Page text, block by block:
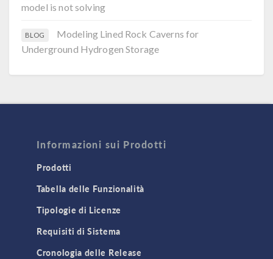
model is not solving
BLOG
Modeling Lined Rock Caverns for
Underground Hydrogen Storage
Informazioni sui Prodotti
Prodotti
Tabella delle Funzionalità
Tipologie di Licenze
Requisiti di Sistema
Cronologia delle Release